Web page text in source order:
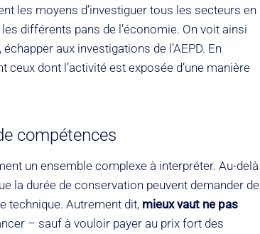
les moyens d’investiguer tous les secteurs en
différents pans de l’économie. On voit ainsi
, échapper aux investigations de l’AEPD. En
dont l’activité est exposée d’une manière
compétences
un ensemble complexe à interpréter. Au-delà
la durée de conservation peuvent demander de
technique. Autrement dit, mieux vaut ne pas
– sauf à vouloir payer au prix fort des